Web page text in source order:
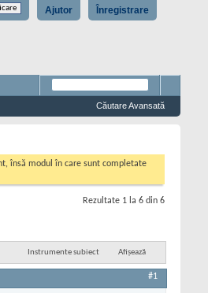
Înregistrare
Ajutor
Căutare Avansată
însă modul în care sunt completate
Rezultate 1 la 6 din 6
Instrumente subiect Afișează
#1